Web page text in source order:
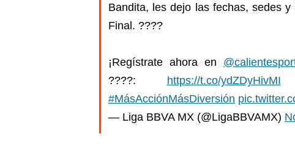
Bandita, les dejo las fechas, sedes
Final. ????
¡Regístrate ahora en
????: https://t.co/ydZDyHivMI
#MásAcciónMásDiversión
— Liga BBVA MX (@LigaBBVAMX)